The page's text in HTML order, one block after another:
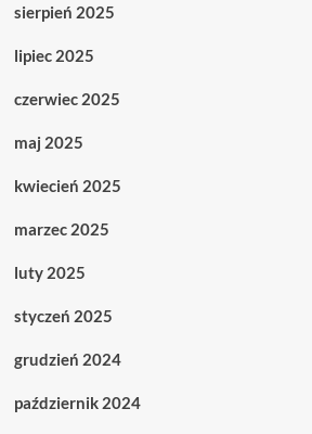
sierpień 2025
lipiec 2025
czerwiec 2025
maj 2025
kwiecień 2025
marzec 2025
luty 2025
styczeń 2025
grudzień 2024
październik 2024